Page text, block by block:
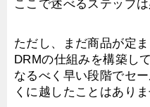
ここで述べるステップ
ただし、まだ商品が定
DRMの仕組みを構築し
なるべく早い段階でセ
くに越したことはありま